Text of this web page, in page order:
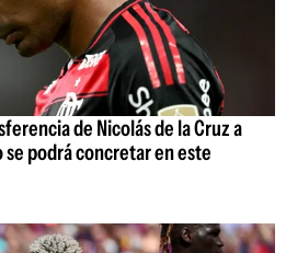
de Nicolás de la Cruz a
podrá concretar en este